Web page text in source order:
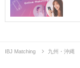
IBJ Matching 九州・沖縄